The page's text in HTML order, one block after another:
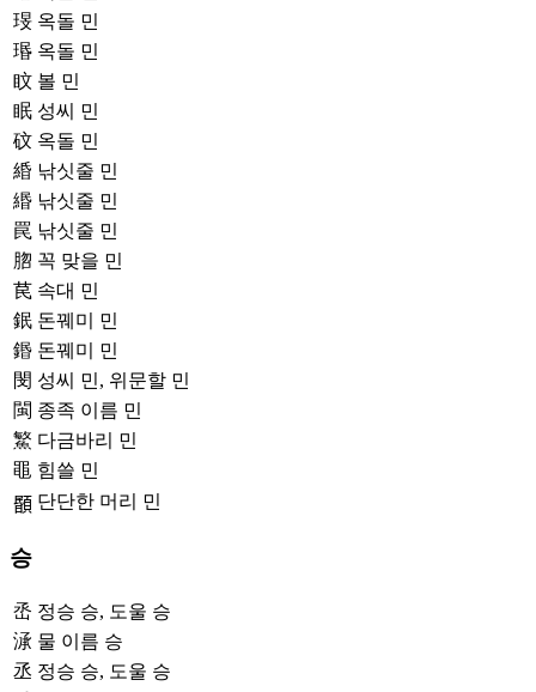
琝 옥돌 민
瑉 옥돌 민
盿 볼 민
眠 성씨 민
砇 옥돌 민
緍 낚싯줄 민
緡 낚싯줄 민
罠 낚싯줄 민
脗 꼭 맞을 민
苠 속대 민
鈱 돈꿰미 민
鍲 돈꿰미 민
閔 성씨 민, 위문할 민
閩 종족 이름 민
鰵 다금바리 민
黽 힘쓸 민
𩔉 단단한 머리 민
승
㞼 정승 승, 도울 승
㴍 물 이름 승
丞 정승 승, 도울 승